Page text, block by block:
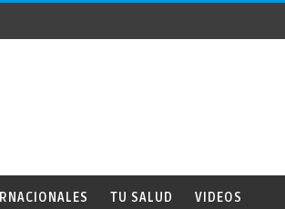
TU SALUD VIDEOS